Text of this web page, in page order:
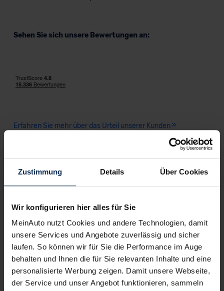
Zustimmung Details Über Cookies
Wir konfigurieren hier alles für Sie
MeinAuto nutzt Cookies und andere Technologien, damit
unsere Services und Angebote zuverlässig und sicher
laufen. So können wir für Sie die Performance im Auge
behalten und Ihnen die für Sie relevanten Inhalte und eine
personalisierte Werbung zeigen. Damit unsere Webseite,
der Service und unser Angebot funktionieren, sammeln
Sehen Sie sich unsere Bewertungen an:
Erfahren Sie mehr über das Urteil unserer Kunden